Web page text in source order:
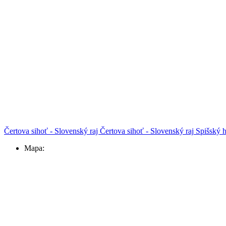
Čertova sihoť - Slovenský raj Čertova sihoť - Slovenský raj Spišský
Mapa: